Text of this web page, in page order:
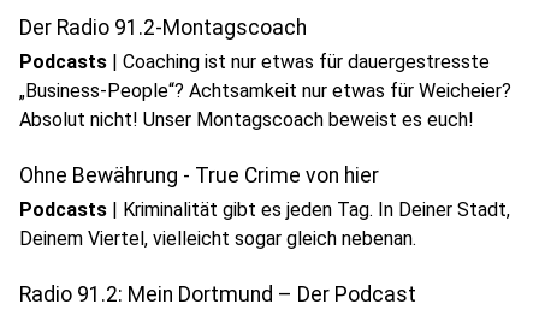
Der Radio 91.2-Montagscoach
Podcasts | Coaching ist nur etwas für dauergestresste
„Business-People“? Achtsamkeit nur etwas für Weicheier?
Absolut nicht! Unser Montagscoach beweist es euch!
Ohne Bewährung - True Crime von hier
Podcasts | Kriminalität gibt es jeden Tag. In Deiner Stadt,
Deinem Viertel, vielleicht sogar gleich nebenan.
Radio 91.2: Mein Dortmund – Der Podcast